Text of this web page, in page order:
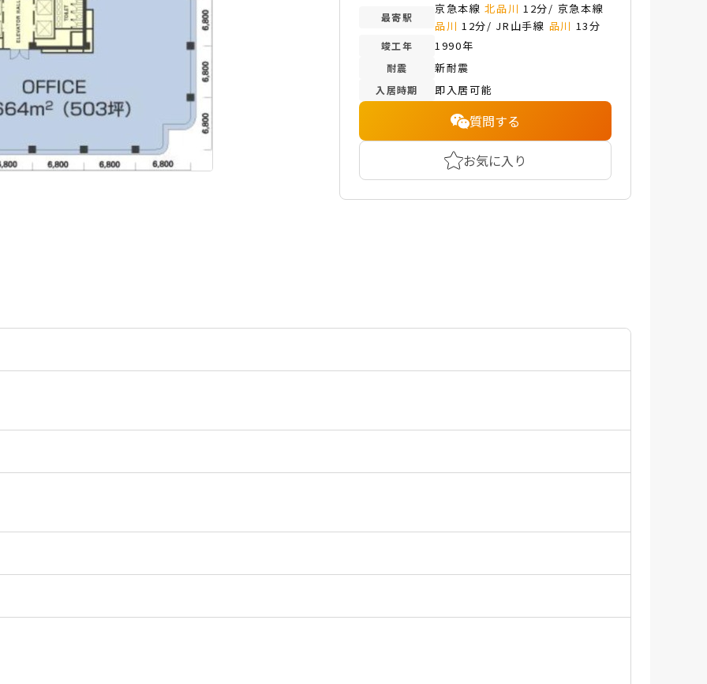
最寄駅
京急本線北品川 12分/ 京急本線
品川 12分/ JR山手線 品川 13分
竣工年 1990年
耐震 新耐震
入居時期 即入居可能
質問する
お気に入り